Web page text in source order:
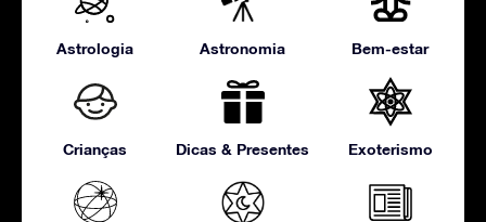
Astrologia Astronomia Bem-estar
Crianças Dicas & Presentes Exoterismo